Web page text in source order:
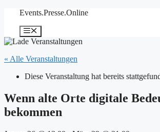
springen
Events.Presse.Online
Menü
« Alle Veranstaltungen
Diese Veranstaltung hat bereits
Wenn alte Orte digitale
bekommen